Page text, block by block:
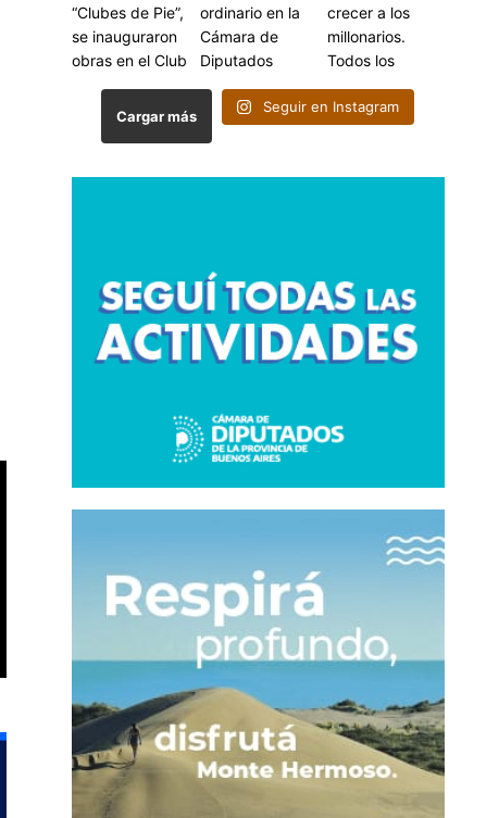
Cargar más
Seguir en Instagram